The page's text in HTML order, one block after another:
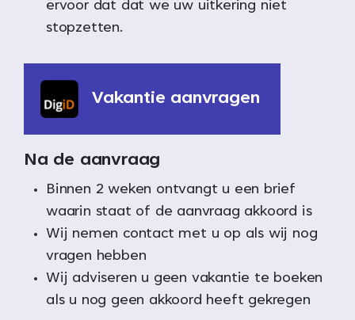
ervoor dat dat we uw uitkering niet
stopzetten.
Vakantie aanvragen
Na de aanvraag
Binnen 2 weken ontvangt u een brief
waarin staat of de aanvraag akkoord is
Wij nemen contact met u op als wij nog
vragen hebben
Wij adviseren u geen vakantie te boeken
als u nog geen akkoord heeft gekregen